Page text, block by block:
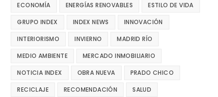
ECONOMÍA ENERGÍAS RENOVABLES ESTILO DE VIDA
GRUPO INDEX INDEX NEWS INNOVACIÓN
INTERIORISMO INVIERNO MADRID RÍO
MEDIO AMBIENTE MERCADO INMOBILIARIO
NOTICIA INDEX OBRA NUEVA PRADO CHICO
RECICLAJE RECOMENDACIÓN SALUD